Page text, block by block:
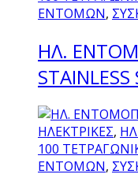
ΕΝΤΟΜΩΝ,
ΗΛ.
STAINLESS
ΗΛΕΚΤΡΙΚΕΣ,
100
ΕΝΤΟΜΩΝ,